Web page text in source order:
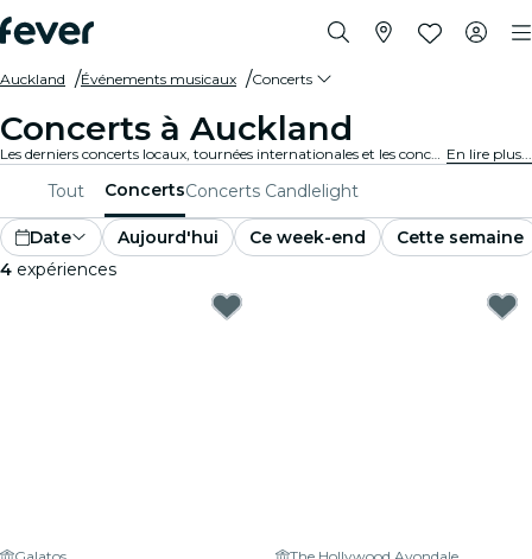
Auckland Événements musicaux Concerts
Concerts à Auckland
Les derniers concerts locaux, tournées internationales et les concerts de musique en tous genres à Auckland. En lire plus...
Tout ConcertsConcerts Candlelight
Date Aujourd'hui Ce week-end
Cette semaine
4 expériences